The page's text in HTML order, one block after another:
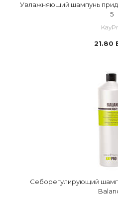
Увлажняющий шампунь
5
21.80
Себорегулирующий